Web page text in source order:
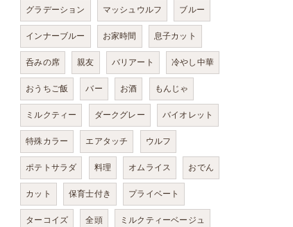
グラデーション マッシュウルフ ブルー
インナーブルー お家時間 息子カット
呑みの席 親友 バリアート 冷やし中華
おうちご飯 バー お酒 もんじゃ
ミルクティー ダークグレー バイオレット
特殊カラー エアタッチ ウルフ
ポテトサラダ 料理 オムライス おでん
カット 保育士付き プライベート
ターコイズ 全頭 ミルクティーベージュ